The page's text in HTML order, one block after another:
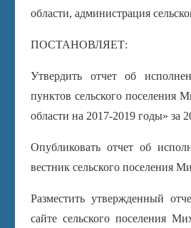
области, администрация
ПОСТАНОВЛЯЕТ:
Утвердить отчет об
пунктов сельского поселения
области на 2017-2019 годы» за
Опубликовать отчет об
вестник сельского поселения
Разместить утвержденный
сайте сельского поселения